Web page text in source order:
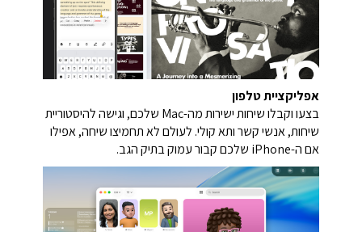
אפליקציית טלפון
בצעו וקבלו שיחות ישירות מה-Mac שלכם, וגישה להיסטוריית
שיחות, אנשי קשר ותא קולי. לעולם לא תחמיצו שיחה, אפילו
אם ה-iPhone שלכם קבור עמוק בתיק הגב.